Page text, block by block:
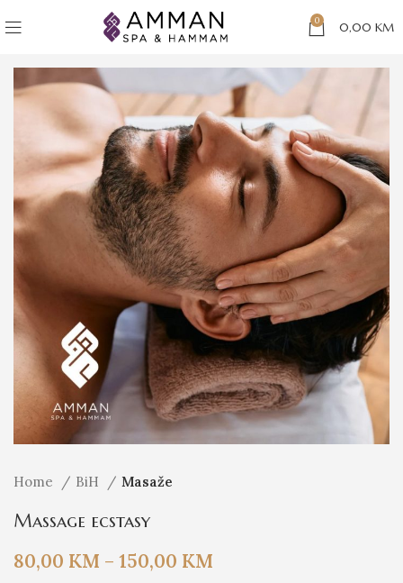
0 0,00 KM
Home BiH Masaže
Massage ecstasy
80,00 KM – 150,00 KM